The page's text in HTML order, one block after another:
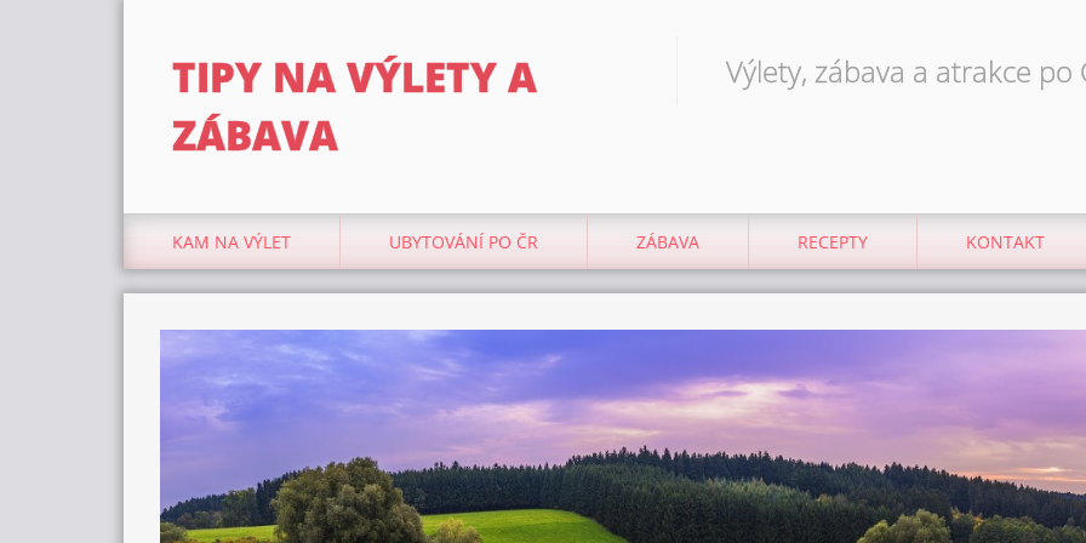
TIPY NA VÝLETY A
ZÁBAVA
Výlety, zábava a atrakce po
KAM NA VÝLET UBYTOVÁNÍ PO ČR ZÁBAVA RECEPTY KONTAKT